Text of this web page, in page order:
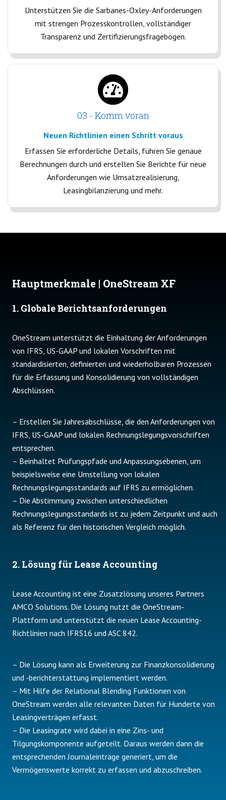
Unterstützen Sie die Sarbanes-Oxley-Anforderungen
mit strengen Prozesskontrollen, vollständiger
Transparenz und Zertifizierungsfragebögen.
03 - Komm voran
Neuen Richtlinien einen Schritt voraus
Erfassen Sie erforderliche Details, führen Sie genaue
Berechnungen durch und erstellen Sie Berichte für neue
Anforderungen wie Umsatzrealisierung,
Leasingbilanzierung und mehr.
Hauptmerkmale | OneStream XF
1. Globale Berichtsanforderungen
OneStream unterstützt die Einhaltung der Anforderungen
von IFRS, US-GAAP und lokalen Vorschriften mit
standardisierten, definierten und wiederholbaren Prozessen
für die Erfassung und Konsolidierung von vollständigen
Abschlüssen.
– Erstellen Sie Jahresabschlüsse, die den Anforderungen von
IFRS, US-GAAP und lokalen Rechnungslegungsvorschriften
entsprechen.
– Beinhaltet Prüfungspfade und Anpassungsebenen, um
beispielsweise eine Umstellung von lokalen
Rechnungslegungsstandards auf IFRS zu ermöglichen.
– Die Abstimmung zwischen unterschiedlichen
Rechnungslegungsstandards ist zu jedem Zeitpunkt und auch
als Referenz für den historischen Vergleich möglich.
2. Lösung für Lease Accounting
Lease Accounting ist eine Zusatzlösung unseres Partners
AMCO Solutions. Die Lösung nutzt die OneStream-
Plattform und unterstützt die neuen Lease Accounting-
Richtlinien nach IFRS16 und ASC 842.
– Die Lösung kann als Erweiterung zur Finanzkonsolidierung
und -berichterstattung implementiert werden.
– Mit Hilfe der Relational Blending Funktionen von
OneStream werden alle relevanten Daten für Hunderte von
Leasingverträgen erfasst.
– Die Leasingrate wird dabei in eine Zins- und
Tilgungskomponente aufgeteilt. Daraus werden dann die
entsprechenden Journaleinträge generiert, um die
Vermögenswerte korrekt zu erfassen und abzuschreiben.